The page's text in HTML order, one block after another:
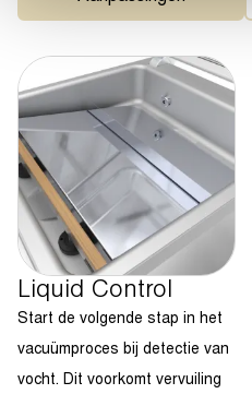
Liquid Control
Start de volgende stap in het
vacuümproces bij detectie van
vocht. Dit voorkomt vervuiling